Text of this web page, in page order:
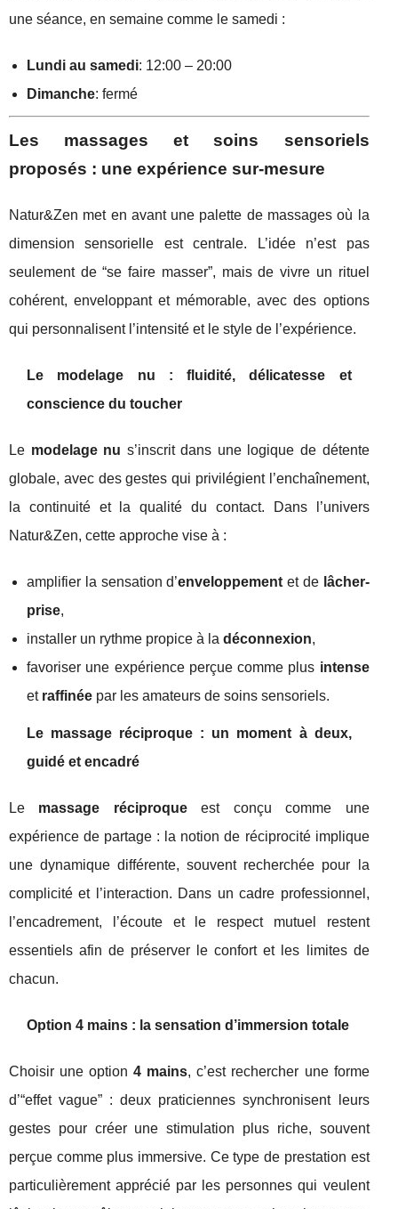
une séance, en semaine comme le samedi :
Lundi au samedi: 12:00 – 20:00
Dimanche: fermé
Les massages et soins sensoriels
proposés : une expérience sur-mesure
Natur&Zen met en avant une palette de massages où la
dimension sensorielle est centrale. L’idée n’est pas
seulement de “se faire masser”, mais de vivre un rituel
cohérent, enveloppant et mémorable, avec des options
qui personnalisent l’intensité et le style de l’expérience.
Le modelage nu : fluidité, délicatesse et
conscience du toucher
Le modelage nu s’inscrit dans une logique de détente
globale, avec des gestes qui privilégient l’enchaînement,
la continuité et la qualité du contact. Dans l’univers
Natur&Zen, cette approche vise à :
amplifier la sensation d’enveloppementet de lâcher-
prise,
installer un rythme propice à la déconnexion,
favoriser une expérience perçue comme plus intense
et raffinée par les amateurs de soins sensoriels.
Le massage réciproque : un moment à deux,
guidé et encadré
Le massage réciproqueest conçu comme une
expérience de partage : la notion de réciprocité implique
une dynamique différente, souvent recherchée pour la
complicité et l’interaction. Dans un cadre professionnel,
l’encadrement, l’écoute et le respect mutuel restent
essentiels afin de préserver le confort et les limites de
chacun.
Option 4 mains : la sensation d’immersion totale
Choisir une option4 mains, c’est rechercher une forme
d’“effet vague” : deux praticiennes synchronisent leurs
gestes pour créer une stimulation plus riche, souvent
perçue comme plus immersive. Ce type de prestation est
particulièrement apprécié par les personnes qui veulent